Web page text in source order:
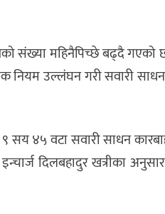
संख्या महिनैपिच्छे बढ्दै गएको
नियम उल्लंघन गरी सवारी
सय ४५ वटा सवारी साधन
इन्चार्ज दिलबहादुर खत्रीका